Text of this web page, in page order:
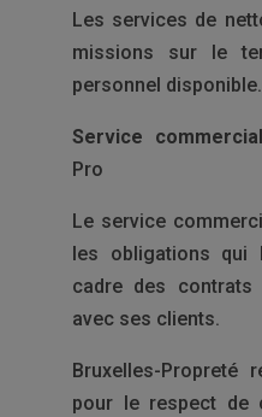
Les services de
missions sur le
personnel disponible.
Service
Pro
Le service
les obligations qui
cadre des contrats
avec ses clients.
Bruxelles-Propreté
pour le respect de